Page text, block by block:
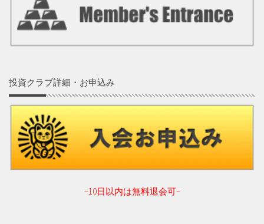
投資クラブ詳細・お申込み
–10日以内は無料退会可–